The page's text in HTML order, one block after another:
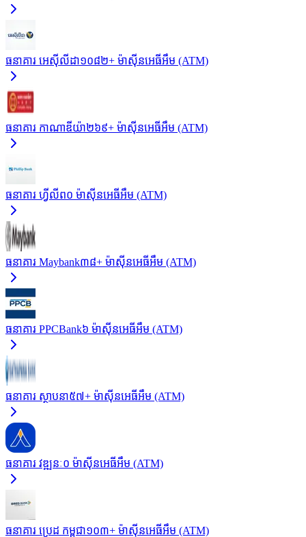
ធនាគារ អេស៊ីលីដា១០៨២+ ម៉ាស៊ីនអេធីអឹម (ATM)
ធនាគារ កាណាឌីយ៉ា២៦៩+ ម៉ាស៊ីនអេធីអឹម (ATM)
ធនាគារ ហ្វីលីព០ ម៉ាស៊ីនអេធីអឹម (ATM)
ធនាគារ Maybank៣៨+ ម៉ាស៊ីនអេធីអឹម (ATM)
ធនាគារ PPCBank៦ ម៉ាស៊ីនអេធីអឹម (ATM)
ធនាគារ ស្ថាបនា៥៧+ ម៉ាស៊ីនអេធីអឹម (ATM)
ធនាគារ វឌ្ឍនៈ០ ម៉ាស៊ីនអេធីអឹម (ATM)
ធនាគារ ប្រេដ កម្ពុជា១០៣+ ម៉ាស៊ីនអេធីអឹម (ATM)